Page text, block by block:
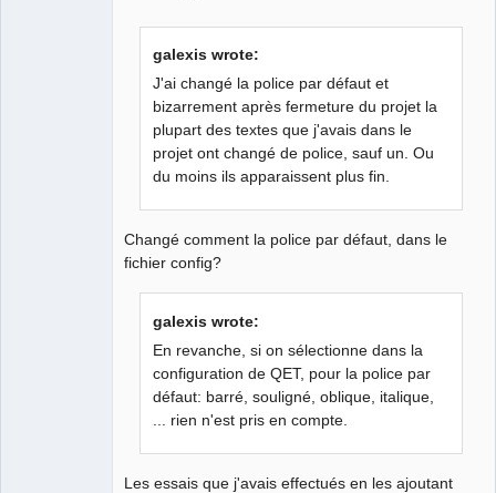
galexis wrote:
J'ai changé la police par défaut et
bizarrement après fermeture du projet la
plupart des textes que j'avais dans le
projet ont changé de police, sauf un. Ou
du moins ils apparaissent plus fin.
Changé comment la police par défaut, dans le
fichier config?
galexis wrote:
En revanche, si on sélectionne dans la
configuration de QET, pour la police par
défaut: barré, souligné, oblique, italique,
... rien n'est pris en compte.
Les essais que j'avais effectués en les ajoutant